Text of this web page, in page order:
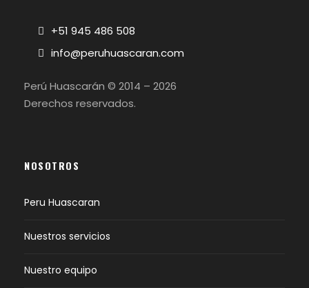
+51 945 486 508
info@peruhuascaran.com
Perú Huascarán © 2014 – 2026
Derechos reservados.
NOSOTROS
Peru Huascaran
Nuestros servicios
Nuestro equipo